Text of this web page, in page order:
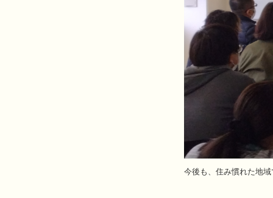
今後も、住み慣れた地